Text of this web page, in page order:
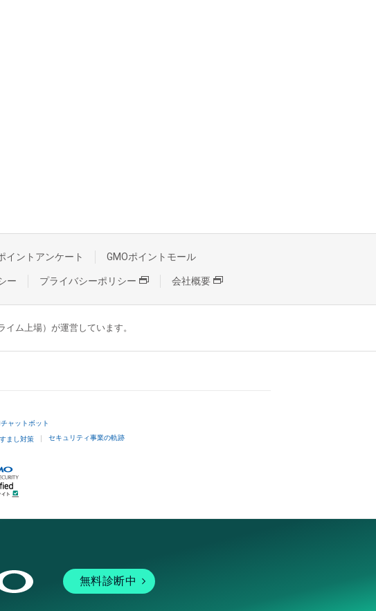
イントアンケート GMOポイントモール
ー プライバシーポリシー 会社概要
イム上場）が運営しています。
ャットボット
まし対策 セキュリティ事業の軌跡
無料診断中